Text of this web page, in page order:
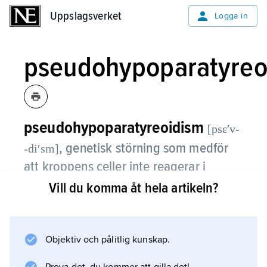
Uppslagsverket Logga in
pseudohypoparatyreoidism [psɛʹv-
-diʹsm], genetisk störning som medför
att kroppens celler inte reagerar i
normal omfattning på
och störd skelettutveckling. Tillståndet beror
oftast på en mutation som skett i samma gen
Vill du komma åt hela artikeln?
Objektiv och pålitlig kunskap.